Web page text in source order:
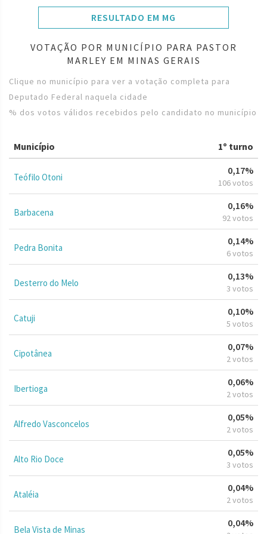
RESULTADO EM MG
VOTAÇÃO POR MUNICÍPIO PARA PASTOR
MARLEY EM MINAS GERAIS
Clique no município para ver a votação completa para
Deputado Federal naquela cidade
% dos votos válidos recebidos pelo candidato no município
Município 1º turno
Teófilo Otoni
0,17%
106 votos
Barbacena
0,16%
92 votos
Pedra Bonita
0,14%
6 votos
Desterro do Melo
0,13%
3 votos
Catuji
0,10%
5 votos
Cipotânea
0,07%
2 votos
Ibertioga
0,06%
2 votos
Alfredo Vasconcelos
0,05%
2 votos
Alto Rio Doce
0,05%
3 votos
Ataléia
0,04%
2 votos
Bela Vista de Minas
0,04%